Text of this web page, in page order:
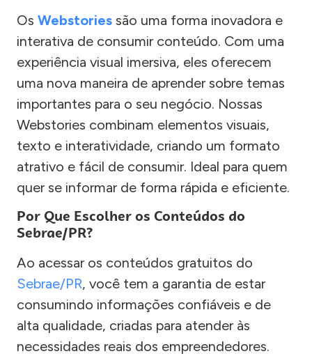
Os Webstories são uma forma inovadora e
interativa de consumir conteúdo. Com uma
experiência visual imersiva, eles oferecem
uma nova maneira de aprender sobre temas
importantes para o seu negócio. Nossas
Webstories combinam elementos visuais,
texto e interatividade, criando um formato
atrativo e fácil de consumir. Ideal para quem
quer se informar de forma rápida e eficiente.
Por Que Escolher os Conteúdos do
Sebrae/PR?
Ao acessar os conteúdos gratuitos do
Sebrae/PR, você tem a garantia de estar
consumindo informações confiáveis e de
alta qualidade, criadas para atender às
necessidades reais dos empreendedores.